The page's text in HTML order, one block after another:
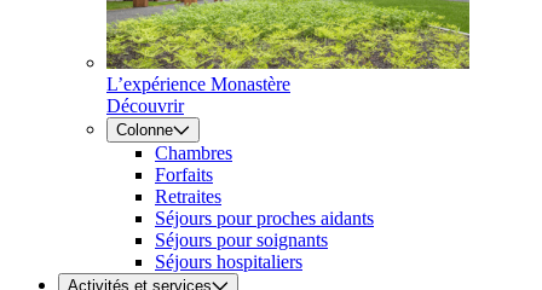
L’expérience Monastère
Découvrir
Colonne
Chambres
Forfaits
Retraites
Séjours pour proches aidants
Séjours pour soignants
Séjours hospitaliers
Activités et services